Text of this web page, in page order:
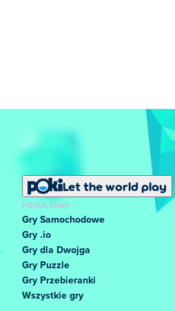
Let the world play
POPULARNY
Gry Samochodowe
Gry .io
Gry dla Dwojga
Gry Puzzle
Gry Przebieranki
Wszystkie gry